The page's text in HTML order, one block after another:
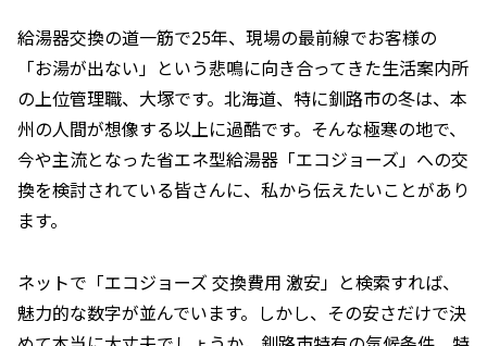
給湯器交換の道一筋で25年、現場の最前線でお客様の
「お湯が出ない」という悲鳴に向き合ってきた生活案内所
の上位管理職、大塚です。北海道、特に釧路市の冬は、本
州の人間が想像する以上に過酷です。そんな極寒の地で、
今や主流となった省エネ型給湯器「エコジョーズ」への交
換を検討されている皆さんに、私から伝えたいことがあり
ます。
ネットで「エコジョーズ 交換費用 激安」と検索すれば、
魅力的な数字が並んでいます。しかし、その安さだけで決